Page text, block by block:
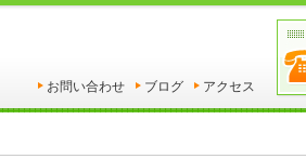
お問い合わせ ブログ アクセス